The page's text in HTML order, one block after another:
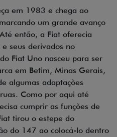
em 1983 e chega ao
um grande avanço
então, a Fiat oferecia
seus derivados no
Fiat Uno nasceu para ser
em Betim, Minas Gerais,
algumas adaptações
Como por aqui até
cumprir as funções de
tirou o estepe do
do 147 ao colocá-lo dentro